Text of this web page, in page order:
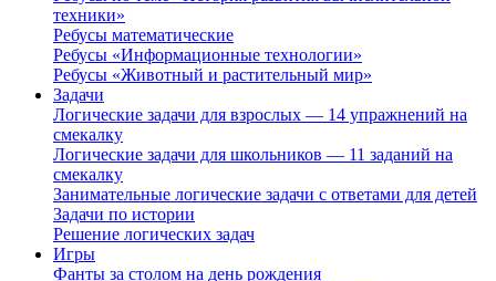
техники»
Ребусы математические
Ребусы «Информационные технологии»
Ребусы «Животный и растительный мир»
Задачи
Логические задачи для взрослых — 14 упражнений на
смекалку
Логические задачи для школьников — 11 заданий на
смекалку
Занимательные логические задачи с ответами для детей
Задачи по истории
Решение логических задач
Игры
Фанты за столом на день рождения